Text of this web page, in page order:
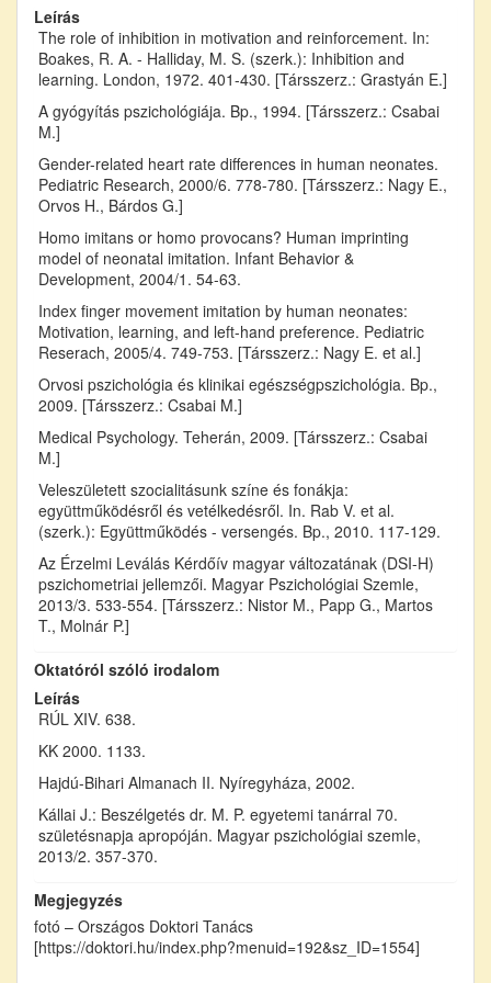
Leírás
The role of inhibition in motivation and reinforcement. In:
Boakes, R. A. - Halliday, M. S. (szerk.): Inhibition and
learning. London, 1972. 401-430. [Társszerz.: Grastyán E.]
A gyógyítás pszichológiája. Bp., 1994. [Társszerz.: Csabai
M.]
Gender-related heart rate differences in human neonates.
Pediatric Research, 2000/6. 778-780. [Társszerz.: Nagy E.,
Orvos H., Bárdos G.]
Homo imitans or homo provocans? Human imprinting
model of neonatal imitation. Infant Behavior &
Development, 2004/1. 54-63.
Index finger movement imitation by human neonates:
Motivation, learning, and left-hand preference. Pediatric
Reserach, 2005/4. 749-753. [Társszerz.: Nagy E. et al.]
Orvosi pszichológia és klinikai egészségpszichológia. Bp.,
2009. [Társszerz.: Csabai M.]
Medical Psychology. Teherán, 2009. [Társszerz.: Csabai
M.]
Veleszületett szocialitásunk színe és fonákja:
együttműködésről és vetélkedésről. In. Rab V. et al.
(szerk.): Együttműködés - versengés. Bp., 2010. 117-129.
Az Érzelmi Leválás Kérdőív magyar változatának (DSI-H)
pszichometriai jellemzői. Magyar Pszichológiai Szemle,
2013/3. 533-554. [Társszerz.: Nistor M., Papp G., Martos
T., Molnár P.]
Oktatóról szóló irodalom
Leírás
RÚL XIV. 638.
KK 2000. 1133.
Hajdú-Bihari Almanach II. Nyíregyháza, 2002.
Kállai J.: Beszélgetés dr. M. P. egyetemi tanárral 70.
születésnapja apropóján. Magyar pszichológiai szemle,
2013/2. 357-370.
Megjegyzés
fotó – Országos Doktori Tanács
[https://doktori.hu/index.php?menuid=192&sz_ID=1554]